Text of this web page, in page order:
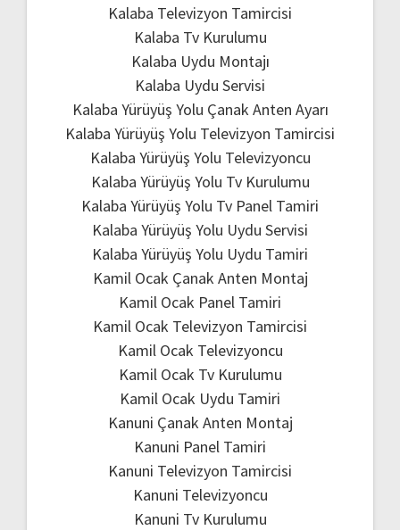
Kalaba Televizyon Tamircisi
Kalaba Tv Kurulumu
Kalaba Uydu Montajı
Kalaba Uydu Servisi
Kalaba Yürüyüş Yolu Çanak Anten Ayarı
Kalaba Yürüyüş Yolu Televizyon Tamircisi
Kalaba Yürüyüş Yolu Televizyoncu
Kalaba Yürüyüş Yolu Tv Kurulumu
Kalaba Yürüyüş Yolu Tv Panel Tamiri
Kalaba Yürüyüş Yolu Uydu Servisi
Kalaba Yürüyüş Yolu Uydu Tamiri
Kamil Ocak Çanak Anten Montaj
Kamil Ocak Panel Tamiri
Kamil Ocak Televizyon Tamircisi
Kamil Ocak Televizyoncu
Kamil Ocak Tv Kurulumu
Kamil Ocak Uydu Tamiri
Kanuni Çanak Anten Montaj
Kanuni Panel Tamiri
Kanuni Televizyon Tamircisi
Kanuni Televizyoncu
Kanuni Tv Kurulumu